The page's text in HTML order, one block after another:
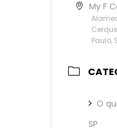
My F
Paulo,
O
SP